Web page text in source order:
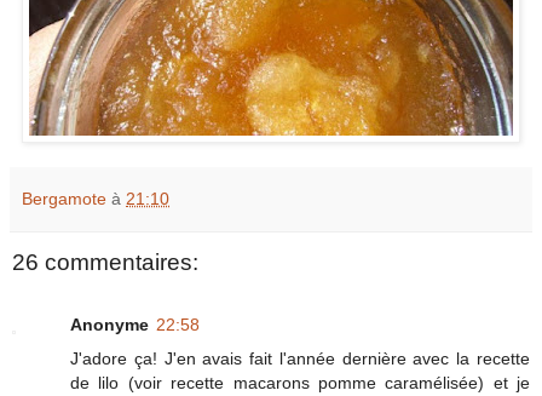
Bergamote à 21:10
26 commentaires:
Anonyme 22:58
J'adore ça! J'en avais fait l'année dernière avec la recette
de lilo (voir recette macarons pomme caramélisée) et je